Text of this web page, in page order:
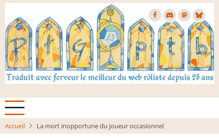
Aller
contenu
principal
Accueil La mort inopportune du joueur occasionnel